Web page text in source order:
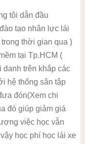
tôi dẫn đầu
tạo nhân lực lái
thời gian qua )
tại Tp.HCM (
danh trên khắp các
hệ thống sân tập
đón(Xem chi
đó giúp giảm giá
việc học vẫn
học phí học lái xe